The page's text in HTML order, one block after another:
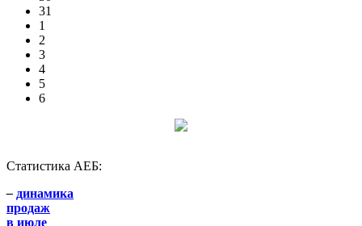
31
1
2
3
4
5
6
Статистика АЕБ:
– динамика
продаж
в июле